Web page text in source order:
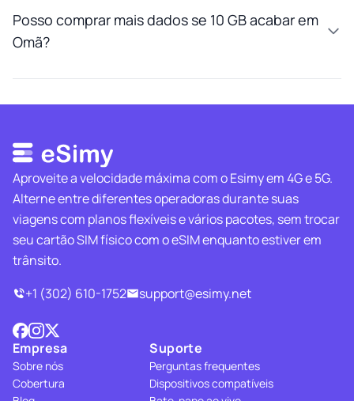
Posso comprar mais dados se 10 GB acabar em
Omã?
Aproveite a velocidade máxima com o Esimy em 4G e 5G.
Alterne entre diferentes operadoras durante suas
viagens com planos flexíveis e vários pacotes, sem trocar
seu cartão SIM físico com o eSIM enquanto estiver em
trânsito.
+1 (302) 610-1752
support@esimy.net
Empresa
Sobre nós
Cobertura
Suporte
Perguntas frequentes
Dispositivos compatíveis